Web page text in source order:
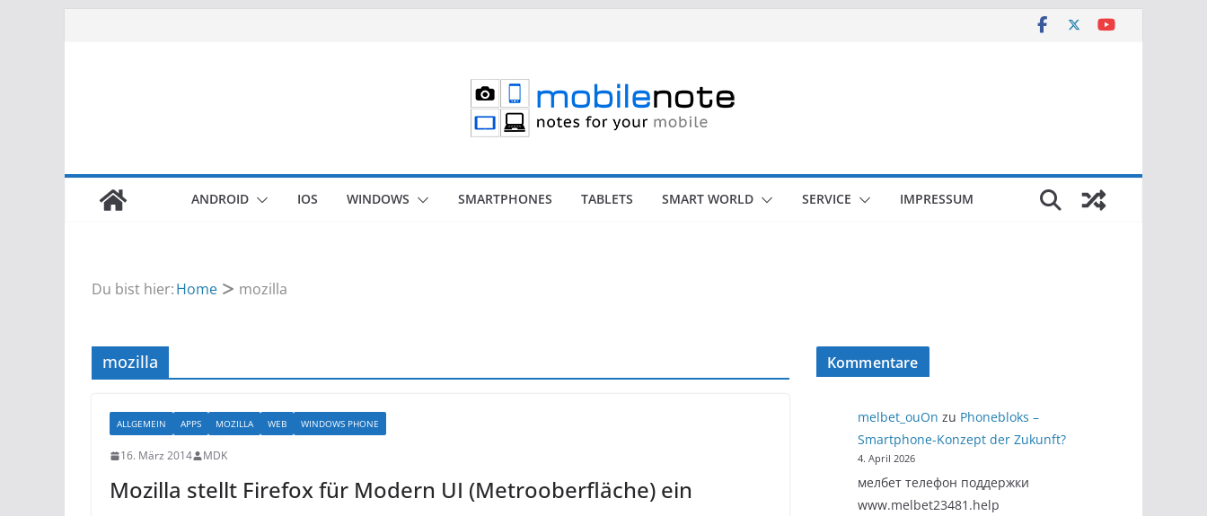
ANDROID IOS WINDOWS SMARTPHONES TABLETS SMART WORLD SERVICE IMPRESSUM
Du bist hier:Home mozilla
mozilla
ALLGEMEIN APPS MOZILLA WEB WINDOWS PHONE
16. März 2014 MDK
Mozilla stellt Firefox für Modern UI (Metrooberfläche) ein
Kommentare
melbet_ouOn zu Phonebloks –
Smartphone-Konzept der Zukunft?
4. April 2026
мелбет телефон поддержки
www.melbet23481.help